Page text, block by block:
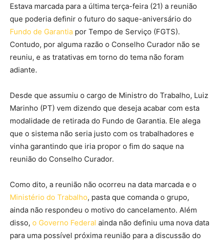
Estava marcada para a última terça-feira (21) a reunião
que poderia definir o futuro do saque-aniversário do
Fundo de Garantia por Tempo de Serviço (FGTS).
Contudo, por alguma razão o Conselho Curador não se
reuniu, e as tratativas em torno do tema não foram
adiante.
Desde que assumiu o cargo de Ministro do Trabalho, Luiz
Marinho (PT) vem dizendo que deseja acabar com esta
modalidade de retirada do Fundo de Garantia. Ele alega
que o sistema não seria justo com os trabalhadores e
vinha garantindo que iria propor o fim do saque na
reunião do Conselho Curador.
Como dito, a reunião não ocorreu na data marcada e o
Ministério do Trabalho, pasta que comanda o grupo,
ainda não respondeu o motivo do cancelamento. Além
disso, o Governo Federal ainda não definiu uma nova data
para uma possível próxima reunião para a discussão do